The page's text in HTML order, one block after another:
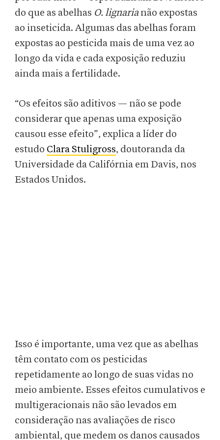
do que as abelhas O. lignaria não expostas
ao inseticida. Algumas das abelhas foram
expostas ao pesticida mais de uma vez ao
longo da vida e cada exposição reduziu
ainda mais a fertilidade.
“Os efeitos são aditivos — não se pode
considerar que apenas uma exposição
causou esse efeito”, explica a líder do
estudo Clara Stuligross, doutoranda da
Universidade da Califórnia em Davis, nos
Estados Unidos.
Isso é importante, uma vez que as abelhas
têm contato com os pesticidas
repetidamente ao longo de suas vidas no
meio ambiente. Esses efeitos cumulativos e
multigeracionais não são levados em
consideração nas avaliações de risco
ambiental, que medem os danos causados